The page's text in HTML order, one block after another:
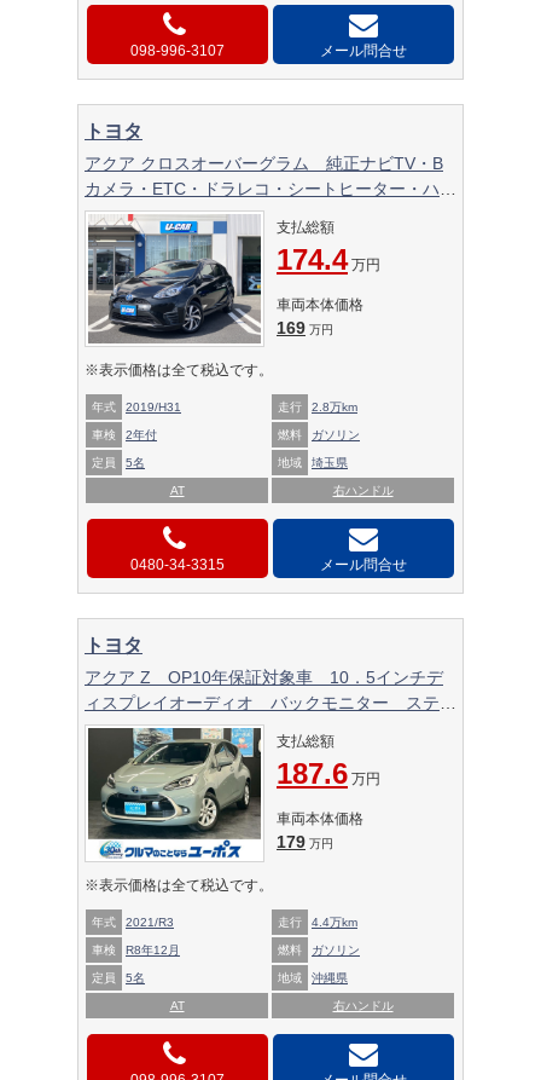
098-996-3107 メール問合せ
トヨタ
アクア クロスオーバーグラム 純正ナビTV・B
カメラ・ETC・ドラレコ・シートヒーター・ハー
フレザーシート・衝突軽減ブレーキ・ワンオーナ
ー・車検2年付・禁煙車
支払総額
174.4 万円
車両本体価格
169 万円
※表示価格は全て税込です。
年式 2019/H31 走行 2.8万km
車検 2年付 燃料 ガソリン
定員 5名 地域 埼玉県
AT 右ハンドル
0480-34-3315 メール問合せ
トヨタ
アクア Z OP10年保証対象車 10．5インチデ
ィスプレイオーディオ バックモニター ステア
リングスイッチ レーダークルーズコントロー
ル クリアランスソナー オートマチックハイビ
ーム フルセグ ETC
支払総額
187.6 万円
車両本体価格
179 万円
※表示価格は全て税込です。
年式 2021/R3 走行 4.4万km
車検 R8年12月 燃料 ガソリン
定員 5名 地域 沖縄県
AT 右ハンドル